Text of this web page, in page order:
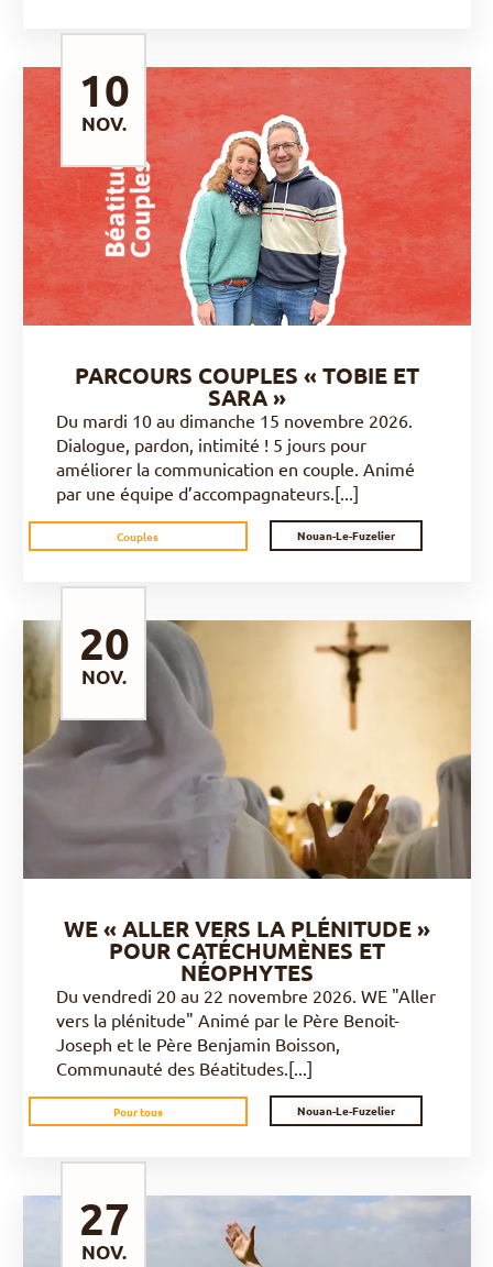
NOV.
DÉCOUVRIR
PARCOURS COUPLES « TOBIE ET
SARA »
Du mardi 10 au dimanche 15 novembre 2026.
Dialogue, pardon, intimité ! 5 jours pour
améliorer la communication en couple. Animé
par une équipe d’accompagnateurs.[...]
Couples Nouan-Le-Fuzelier
10
NOV.
DÉCOUVRIR
WE « ALLER VERS LA PLÉNITUDE »
POUR CATÉCHUMÈNES ET
NÉOPHYTES
Du vendredi 20 au 22 novembre 2026. WE "Aller
vers la plénitude" Animé par le Père Benoit-
Joseph et le Père Benjamin Boisson,
Communauté des Béatitudes.[...]
Pour tous Nouan-Le-Fuzelier
20
NOV.
27